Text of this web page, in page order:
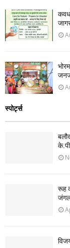
स्पोर्ट्स
रूह
जंगल